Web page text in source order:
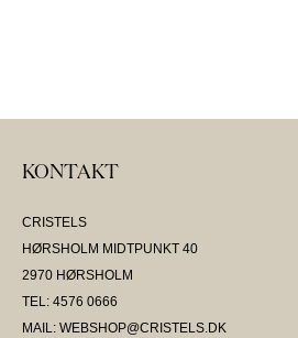
KONTAKT
CRISTELS
HØRSHOLM MIDTPUNKT 40
2970 HØRSHOLM
TEL: 4576 0666
MAIL: WEBSHOP@CRISTELS.DK